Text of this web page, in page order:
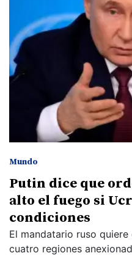
Mundo
Putin dice que
alto el fuego si
condiciones
El mandatario ruso
cuatro regiones